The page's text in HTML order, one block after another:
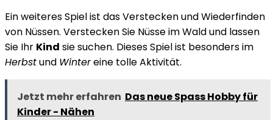
Ein weiteres Spiel ist das Verstecken und Wiederfinden
von Nüssen. Verstecken Sie Nüsse im Wald und lassen
Sie Ihr Kind sie suchen. Dieses Spiel ist besonders im
Herbstund Wintereine tolle Aktivität.
Jetzt mehr erfahren Das neue Spass Hobby für
Kinder - Nähen